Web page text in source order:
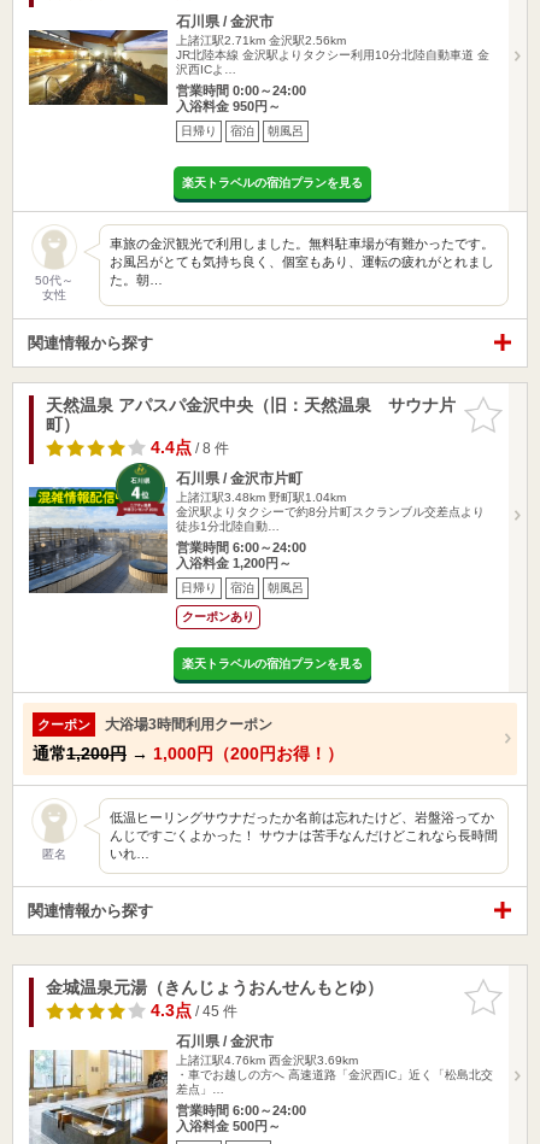
石川県 / 金沢市
上諸江駅2.71km 金沢駅2.56km
JR北陸本線 金沢駅よりタクシー利用10分北陸自動車道 金
沢西ICよ…
営業時間 0:00～24:00
入浴料金 950円～
日帰り 宿泊 朝風呂
楽天トラベルの宿泊プランを見る
50代～
女性
車旅の金沢観光で利用しました。無料駐車場が有難かったです。
お風呂がとても気持ち良く、個室もあり、運転の疲れがとれまし
た。朝…
関連情報から探す
お気に入
りに追加
天然温泉 アパスパ金沢中央（旧：天然温泉 サウナ片
町）
4.4点/ 8 件
石川県 / 金沢市片町
上諸江駅3.48km 野町駅1.04km
金沢駅よりタクシーで約8分片町スクランブル交差点より
徒歩1分北陸自動…
営業時間 6:00～24:00
入浴料金 1,200円～
日帰り 宿泊 朝風呂
クーポンあり
楽天トラベルの宿泊プランを見る
クーポン 大浴場3時間利用クーポン
通常1,200円 → 1,000円（200円お得！）
匿名
低温ヒーリングサウナだったか名前は忘れたけど、岩盤浴ってか
んじですごくよかった！ サウナは苦手なんだけどこれなら長時間
いれ…
関連情報から探す
お気に入
りに追加
金城温泉元湯（きんじょうおんせんもとゆ）
4.3点/ 45 件
石川県 / 金沢市
上諸江駅4.76km 西金沢駅3.69km
・車でお越しの方へ 高速道路「金沢西IC」近く「松島北交
差点」…
営業時間 6:00～24:00
入浴料金 500円～